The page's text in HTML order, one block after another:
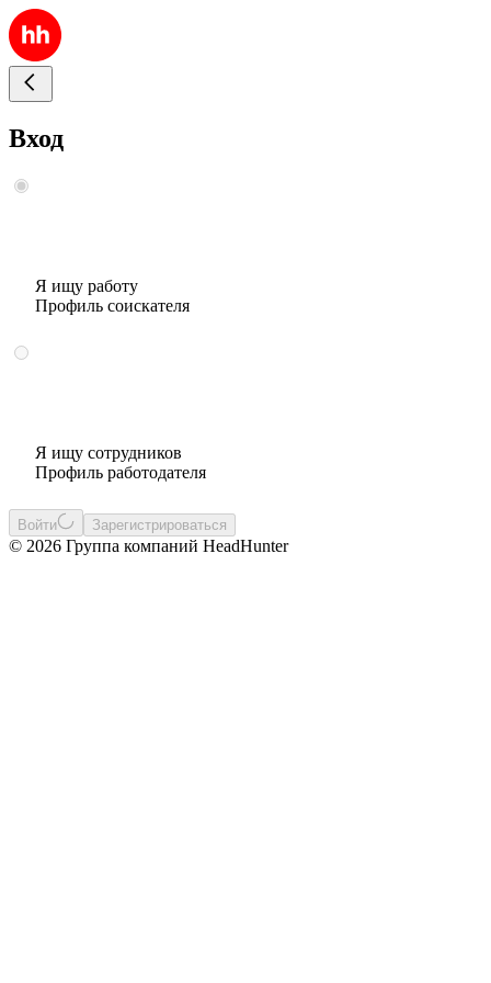
Вход
Я ищу работу
Профиль соискателя
Я ищу сотрудников
Профиль работодателя
Войти Зарегистрироваться
© 2026 Группа компаний HeadHunter